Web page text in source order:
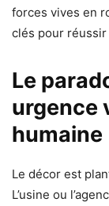
forces vives en
clés pour réussir
Le
urgence
humaine
Le décor est
L’usine ou